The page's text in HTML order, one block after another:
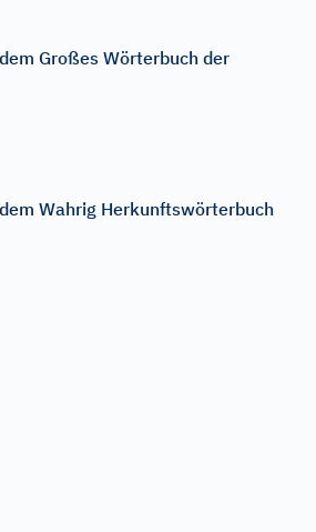
Großes Wörterbuch der
Wahrig Herkunftswörterbuch